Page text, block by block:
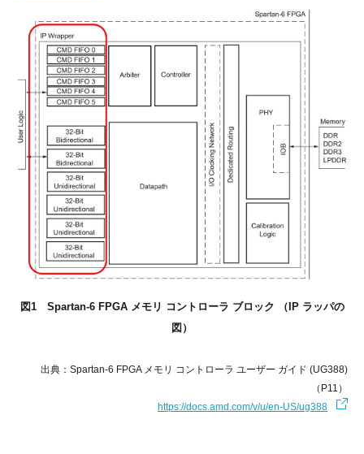
図1 Spartan-6 FPGA メモリ コントローラ ブロック （IP ラッパの
図）
出典：Spartan-6 FPGA メモリ コントローラ ユーザー ガイド (UG388)
（P11）
https://docs.amd.com/v/u/en-US/ug388